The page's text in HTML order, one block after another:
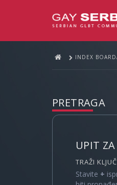
INDEX
PRETRAGA
UPIT
TRAŽI
Stavite +